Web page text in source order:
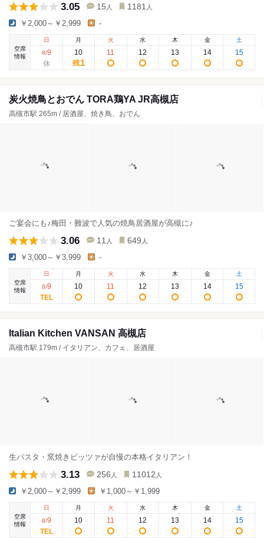
3.05 15 人 1181 人
￥2,000～￥2,999 -
空席
情報
日
8/9
月
10
残1
火
11
水
12
木
13
金
14
土
15
炭火焼鳥とおでん TORA鶏YA JR高槻店
高槻市駅 265m / 居酒屋、焼き鳥、おでん
ご宴会にも♪梅田・難波で人気の焼鳥居酒屋が高槻に♪
3.06 11 人 649 人
￥3,000～￥3,999 -
空席
情報
日
8/9
月
10
火
11
水
12
木
13
金
14
土
15
Italian Kitchen VANSAN 高槻店
高槻市駅 179m / イタリアン、カフェ、居酒屋
生パスタ・窯焼きピッツァが自慢の本格イタリアン！
3.13 256 人 11012 人
￥2,000～￥2,999 ￥1,000～￥1,999
空席
情報
日
8/9
月
10
火
11
水
12
木
13
金
14
土
15